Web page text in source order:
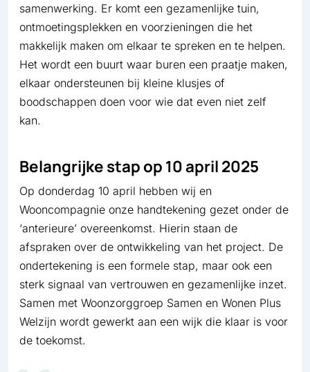
samenwerking. Er komt een gezamenlijke tuin,
ontmoetingsplekken en voorzieningen die het
makkelijk maken om elkaar te spreken en te helpen.
Het wordt een buurt waar buren een praatje maken,
elkaar ondersteunen bij kleine klusjes of
boodschappen doen voor wie dat even niet zelf
kan.
Belangrijke stap op 10 april 2025
Op donderdag 10 april hebben wij en
Wooncompagnie onze handtekening gezet onder de
‘anterieure’ overeenkomst. Hierin staan de
afspraken over de ontwikkeling van het project. De
ondertekening is een formele stap, maar ook een
sterk signaal van vertrouwen en gezamenlijke inzet.
Samen met Woonzorggroep Samen en Wonen Plus
Welzijn wordt gewerkt aan een wijk die klaar is voor
de toekomst.